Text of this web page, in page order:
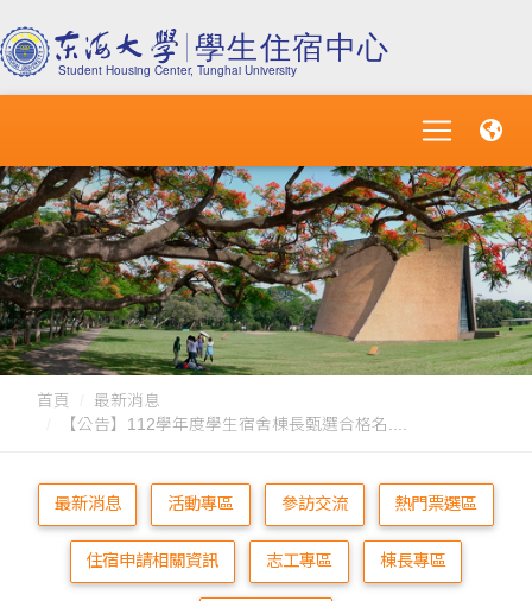
首頁
最新消息
【公告】112學年度學生宿舍棟長甄選合格名....
最新消息 活動專區 參訪交流 熱門票選區
住宿申請相關資訊 志工專區 棟長專區